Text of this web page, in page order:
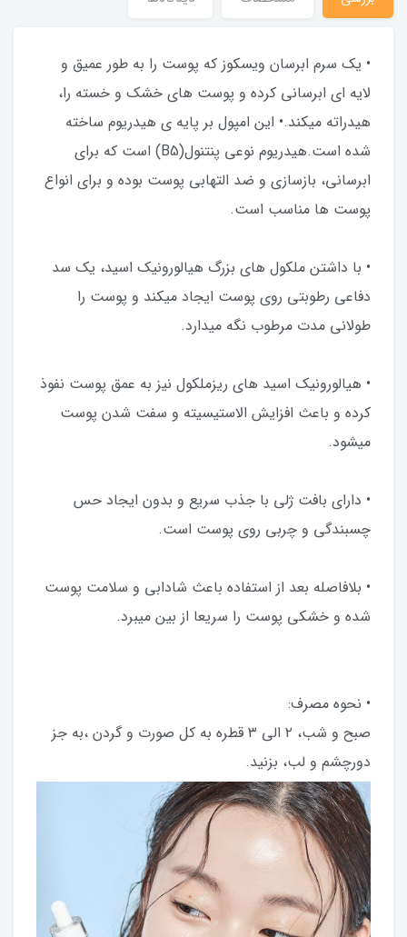
• یک سرم ابرسان ویسکوز که پوست را به طور عمیق و
لایه ای ابرسانی کرده و پوست های خشک و خسته را،
هیدراته میکند.• این امپول بر پایه ی هیدریوم ساخته
شده است.هیدریوم نوعی پنتنول(B5) است که برای
ابرسانی، بازسازی و ضد التهابی پوست بوده و برای انواع
پوست ها مناسب است.
• با داشتن ملکول های بزرگ هیالورونیک اسید، یک سد
دفاعی رطوبتی روی پوست ایجاد میکند و پوست را
طولانی مدت مرطوب نگه میدارد.
• هیالورونیک اسید های ریزملکول نیز به عمق پوست نفوذ
کرده و باعث افزایش الاستیسیته و سفت شدن پوست
میشود.
• دارای بافت ژلی با جذب سریع و بدون ایجاد حس
چسبندگی و چربی روی پوست است.
• بلافاصله بعد از استفاده باعث شادابی و سلامت پوست
شده و خشکی پوست را سریعا از بین میبرد.
• نحوه مصرف:
صبح و شب، ۲ الی ۳ قطره به کل صورت و گردن ،به جز
دورچشم و لب، بزنید.